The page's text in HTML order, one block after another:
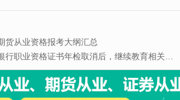
货从业资格报考大纲汇总
行职业资格证书年检取消后，继续教育相关问题解答